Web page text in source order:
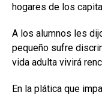
hogares de los
A los alumnos les
pequeño sufre
vida adulta vivirá
En la plática que